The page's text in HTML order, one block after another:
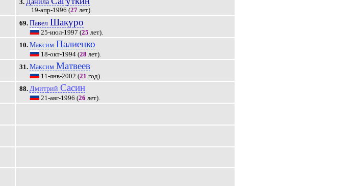
3.
19-апр-1996 (27 лет).
69.Павел Шакуро
25-июл-1997 (25 лет).
10.Максим Палиенко
18-окт-1994 (28 лет).
31.Максим Матвеев
11-янв-2002 (21 год).
88.ДмитрийСасин
21-авг-1996 (26 лет).